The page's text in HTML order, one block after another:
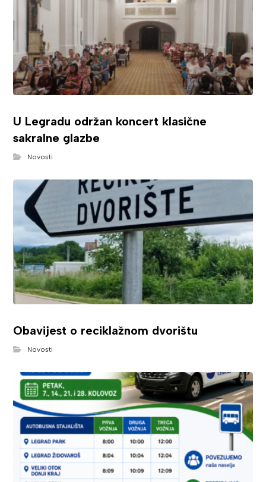
U Legradu održan koncert klasične
sakralne glazbe
Novosti
Obavijest o reciklažnom dvorištu
Novosti